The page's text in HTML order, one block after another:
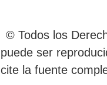
© Todos los
puede ser
cite la fuente